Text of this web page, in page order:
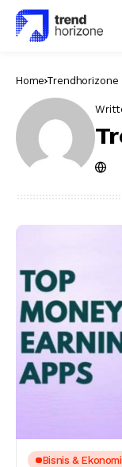
Home Trendhorizone
Bisnis & Ekonomi